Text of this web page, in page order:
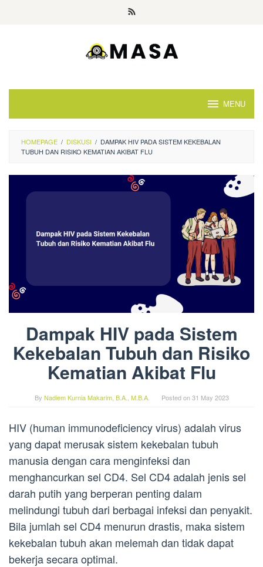
MENU
HOMEPAGE / DISKUSI / DAMPAK HIV PADA SISTEM KEKEBALAN
TUBUH DAN RISIKO KEMATIAN AKIBAT FLU
Dampak HIV pada Sistem
Kekebalan Tubuh dan Risiko
Kematian Akibat Flu
By Nadiem Kurnia Makarim, B.A., M.B.A. Posted on31 May 2023
HIV (human immunodeficiency virus) adalah virus
yang dapat merusak sistem kekebalan tubuh
manusia dengan cara menginfeksi dan
menghancurkan sel CD4. Sel CD4 adalah jenis sel
darah putih yang berperan penting dalam
melindungi tubuh dari berbagai infeksi dan penyakit.
Bila jumlah sel CD4 menurun drastis, maka sistem
kekebalan tubuh akan melemah dan tidak dapat
bekerja secara optimal.